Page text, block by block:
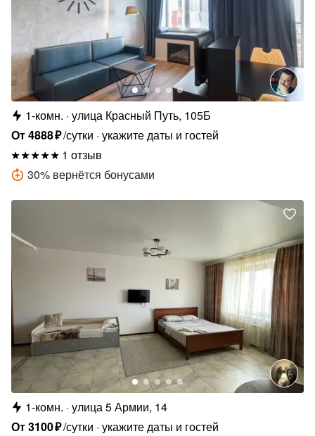
1-комн. улица Красный Путь, 105Б
От4888₽/сутки укажите даты и гостей
1 отзыв
30% вернётся бонусами
1-комн. улица 5 Армии, 14
От3100₽/сутки укажите даты и гостей